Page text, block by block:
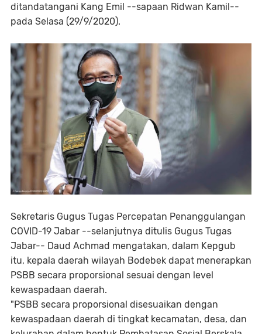
ditandatangani Kang Emil --sapaan Ridwan Kamil--
pada Selasa (29/9/2020).
Sekretaris Gugus Tugas Percepatan Penanggulangan
COVID-19 Jabar --selanjutnya ditulis Gugus Tugas
Jabar-- Daud Achmad mengatakan, dalam Kepgub
itu, kepala daerah wilayah Bodebek dapat menerapkan
PSBB secara proporsional sesuai dengan level
kewaspadaan daerah.
"PSBB secara proporsional disesuaikan dengan
kewaspadaan daerah di tingkat kecamatan, desa, dan